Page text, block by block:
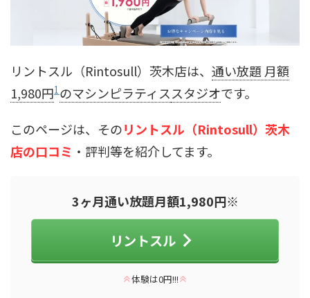
リントスル（Rintosull）茨木店は、 通い放題 月額
1,980円1のマシンピラティススタジオです。
このページは、そのリントスル（Rintosull）茨木
店の口コミ ・評判等を紹介してます。
3ヶ月通い放題月額1,980円※
リントスル
体験は0円!!!